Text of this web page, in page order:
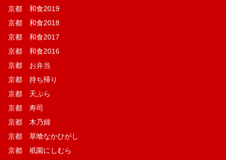
京都 和食2019
京都 和食2018
京都 和食2017
京都 和食2016
京都 お弁当
京都 持ち帰り
京都 天ぷら
京都 寿司
京都 木乃婦
京都 草喰なかひがし
京都 祇園にしむら